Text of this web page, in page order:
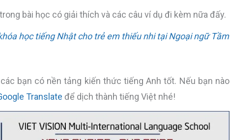
bài học có giải thích và các câu ví dụ đi kèm nữa đấy.
học tiếng Nhật cho trẻ em thiếu nhi tại Ngoại ngữ Tầm
bạn có nền tảng kiến thức tiếng Anh tốt. Nếu bạn nào
Translate để dịch thành tiếng Việt nhé!